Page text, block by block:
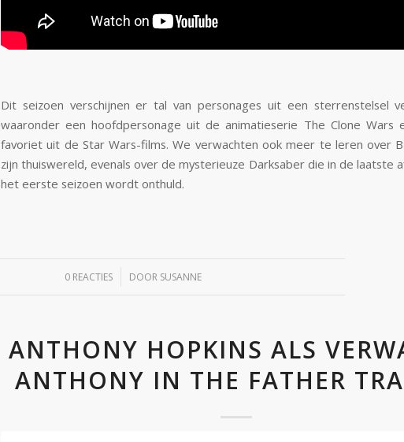
Dit seizoen verschijnen er tal van personages uit een sterrenstelsel
waaronder een hoofdpersonage uit de animatieserie The Clone Wars
favoriet uit de Star Wars-films. We verwachten ook meer te leren over
zijn thuiswereld, evenals over de mysterieuze Darksaber die in de laatste
het eerste seizoen wordt onthuld.
0 REACTIES
/ DOOR SUSANNE
ANTHONY HOPKINS ALS
ANTHONY IN THE FATHER